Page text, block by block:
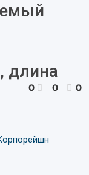
длина
0 0 0